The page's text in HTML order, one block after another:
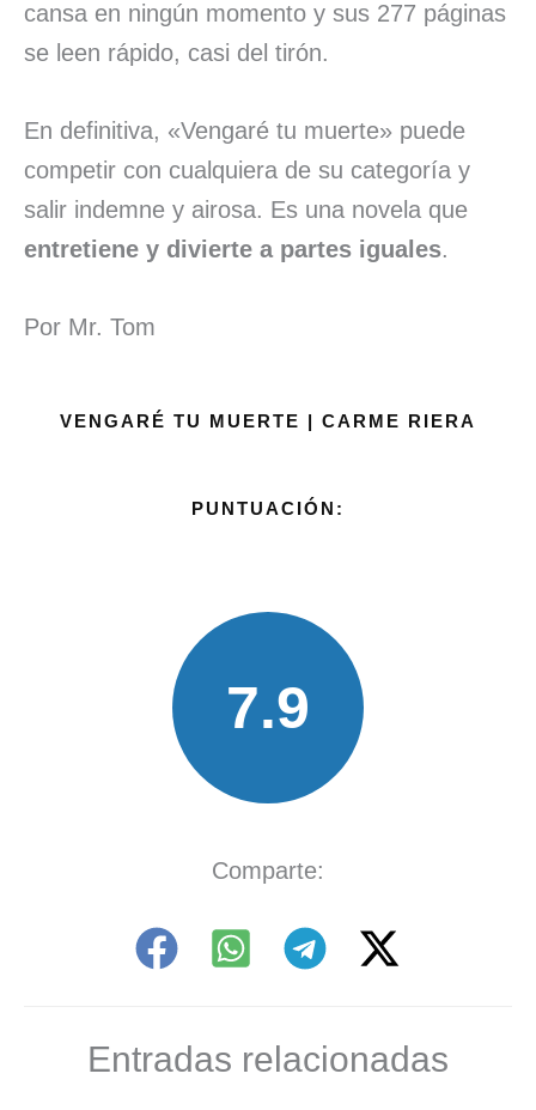
cansa en ningún momento y sus 277 páginas
se leen rápido, casi del tirón.
En definitiva, «Vengaré tu muerte» puede
competir con cualquiera de su categoría y
salir indemne y airosa. Es una novela que
entretiene y divierte a partes iguales.
Por Mr. Tom
VENGARÉ TU MUERTE | CARME RIERA
PUNTUACIÓN:
7.9
Comparte:
Entradas relacionadas